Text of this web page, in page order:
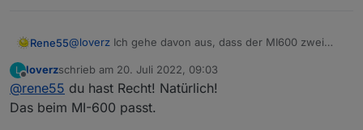
Rene55@loverz Ich gehe davon aus, dass der MI600 zwei
einen Eingang für ein Panel.
Infoelement Namen vom BKW
L
Offline
loverzschrieb am 20. Juli 2022, 09:03
zuletzt editiert von
@rene55 du hast Recht! Natürlich!
Das beim MI-600 passt.